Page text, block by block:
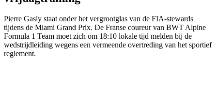
Pierre Gasly staat onder het vergrootglas van de FIA-stewards
tijdens de Miami Grand Prix. De Franse coureur van BWT Alpine
Formula 1 Team moet zich om 18:10 lokale tijd melden bij de
wedstrijdleiding wegens een vermeende overtreding van het sportief
reglement.